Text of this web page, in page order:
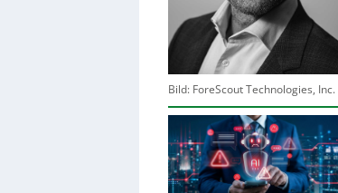
Bild: ForeScout Technologies, Inc.